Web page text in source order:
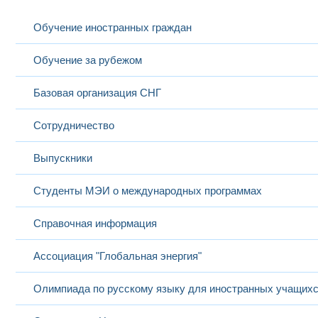
Обучение иностранных граждан
Обучение за рубежом
Базовая организация СНГ
Сотрудничество
Выпускники
Студенты МЭИ о международных программах
Справочная информация
Ассоциация "Глобальная энергия"
Олимпиада по русскому языку для иностранных